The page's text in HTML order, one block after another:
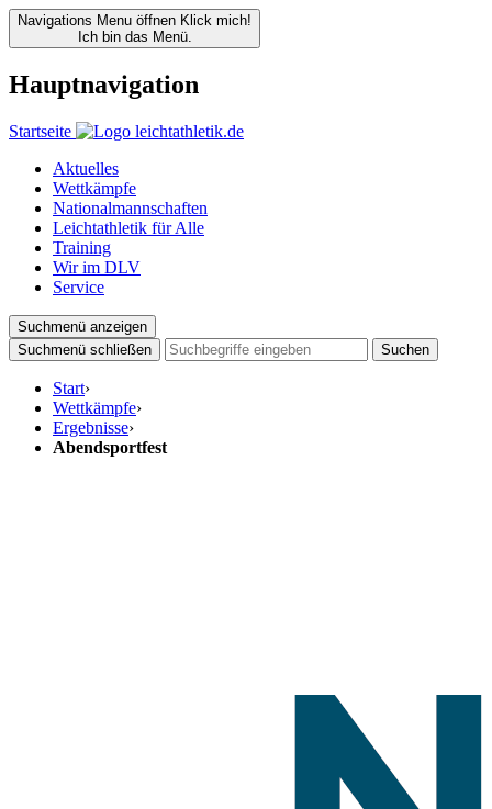
Navigations Menu öffnen Klick mich!
Ich bin das Menü.
Hauptnavigation
Startseite
Aktuelles
Wettkämpfe
Nationalmannschaften
Leichtathletik für Alle
Training
Wir im DLV
Service
Suchmenü anzeigen
Suchmenü schließen
Suchen
Start›
Wettkämpfe›
Ergebnisse›
Abendsportfest